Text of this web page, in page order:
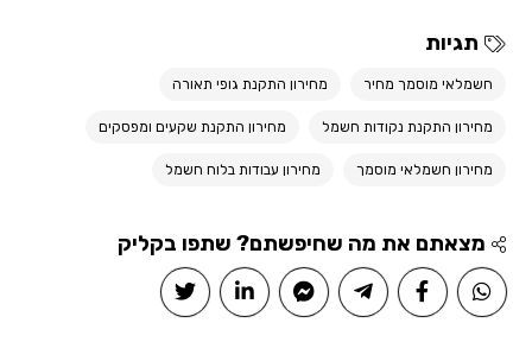
תגיות
חשמלאי מוסמך מחיר מחירון התקנת גופי תאורה
מחירון התקנת נקודות חשמל מחירון התקנת שקעים ומפסקים
מחירון חשמלאי מוסמך מחירון עבודות בלוח חשמל
מצאתם את מה שחיפשתם? שתפו בקליק